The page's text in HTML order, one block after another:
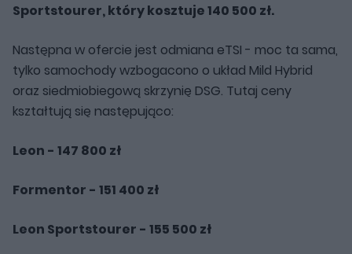
Sportstourer, który kosztuje 140 500 zł.
Następna w ofercie jest odmiana eTSI - moc ta sama,
tylko samochody wzbogacono o układ Mild Hybrid
oraz siedmiobiegową skrzynię DSG. Tutaj ceny
kształtują się następująco:
Leon - 147 800 zł
Formentor - 151 400 zł
Leon Sportstourer - 155 500 zł